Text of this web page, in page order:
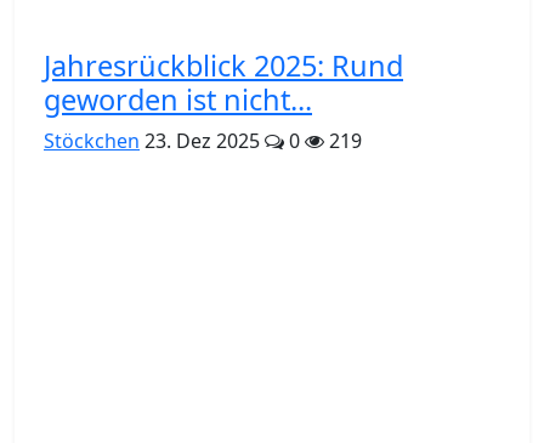
Jahresrückblick 2025: Rund
geworden ist nicht...
Stöckchen 23. Dez 2025 0 219